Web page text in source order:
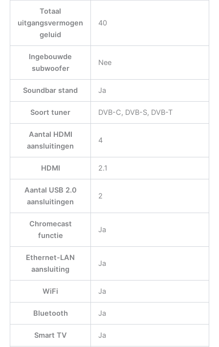
Totaal
uitgangsvermogen
geluid
40
Ingebouwde
subwoofer
Nee
Soundbar stand Ja
Soort tuner DVB-C, DVB-S, DVB-T
Aantal HDMI
aansluitingen
4
HDMI 2.1
Aantal USB 2.0
aansluitingen
2
Chromecast
functie
Ja
Ethernet-LAN
aansluiting
Ja
WiFi Ja
Bluetooth Ja
Smart TV Ja